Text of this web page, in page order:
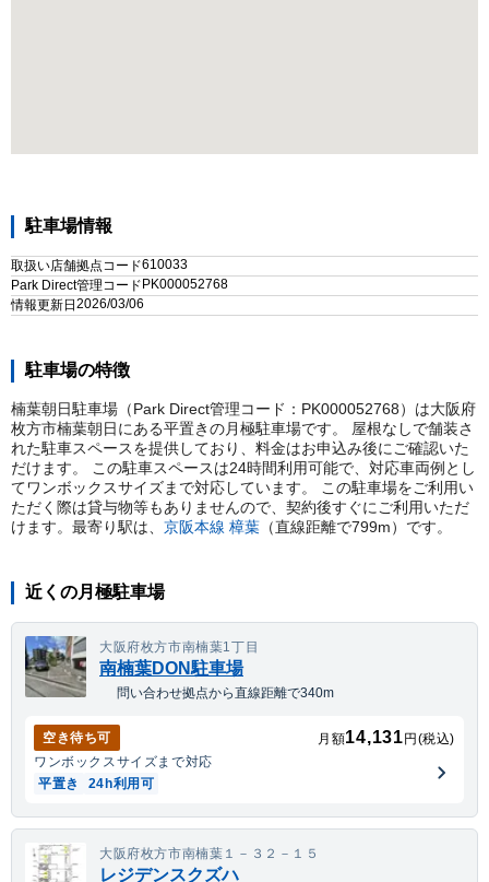
駐車場情報
取扱い店舗拠点コード610033
Park Direct管理コード PK000052768
情報更新日 2026/03/06
駐車場の特徴
楠葉朝日駐車場（Park Direct管理コード：PK000052768）は大阪府
枚方市楠葉朝日にある平置きの月極駐車場です。 屋根なしで舗装さ
れた駐車スペースを提供しており、料金はお申込み後にご確認いた
だけます。 この駐車スペースは24時間利用可能で、対応車両例とし
てワンボックスサイズまで対応しています。 この駐車場をご利用い
ただく際は貸与物等もありませんので、契約後すぐにご利用いただ
けます。 最寄り駅は、 京阪本線 樟葉 （直線距離で799m） です。
近くの月極駐車場
大阪府枚方市南楠葉1丁目
南楠葉DON駐車場
問い合わせ拠点から直線距離で340m
空き待ち可 月額14,131 円(税込)
ワンボックスサイズまで対応
平置き
24h利用可
大阪府枚方市南楠葉１－３２－１５
レジデンスクズハ